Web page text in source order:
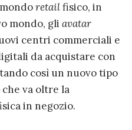
retailfisico, in
mondo, gli avatar
centri commerciali e
da acquistare con
così un nuovo tipo
va oltre la
in negozio.